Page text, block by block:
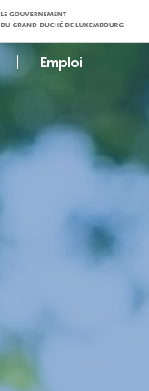
Emploi